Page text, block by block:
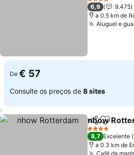
4 Estrelas
6,9
9.475
a 0.5 km de
Aluguel e
De € 57
Consulte os preços de 8 sites
Partilhar
nhow
4 Estrelas
8,7 Excelente
a 0.3 km de
Café da